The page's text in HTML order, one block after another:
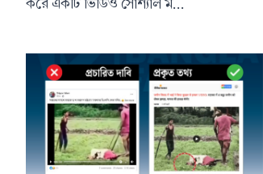
করে একটি ভিডিও সোশ্যাল ম...